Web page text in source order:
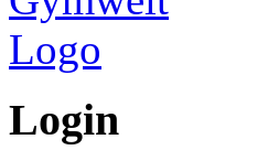
Login